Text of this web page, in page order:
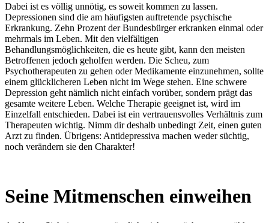
Dabei ist es völlig unnötig, es soweit kommen zu lassen.
Depressionen sind die am häufigsten auftretende psychische
Erkrankung. Zehn Prozent der Bundesbürger erkranken einmal oder
mehrmals im Leben. Mit den vielfältigen
Behandlungsmöglichkeiten, die es heute gibt, kann den meisten
Betroffenen jedoch geholfen werden. Die Scheu, zum
Psychotherapeuten zu gehen oder Medikamente einzunehmen, sollte
einem glücklicheren Leben nicht im Wege stehen. Eine schwere
Depression geht nämlich nicht einfach vorüber, sondern prägt das
gesamte weitere Leben. Welche Therapie geeignet ist, wird im
Einzelfall entschieden. Dabei ist ein vertrauensvolles Verhältnis zum
Therapeuten wichtig. Nimm dir deshalb unbedingt Zeit, einen guten
Arzt zu finden. Übrigens: Antidepressiva machen weder süchtig,
noch verändern sie den Charakter!
Seine Mitmenschen einweihen